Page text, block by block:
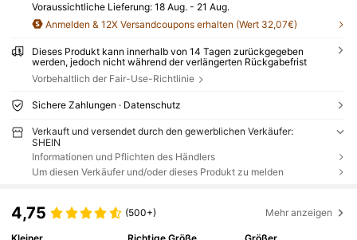
Voraussichtliche Lieferung: 18 Aug. - 21 Aug.
Anmelden & 12X Versandcoupons erhalten (Wert 32,07€)
Dieses Produkt kann innerhalb von 14 Tagen zurückgegeben
werden, jedoch nicht während der verlängerten Rückgabefrist
Vorbehaltlich der Fair-Use-Richtlinie
Sichere Zahlungen · Datenschutz
Verkauft und versendet durch den gewerblichen Verkäufer:
SHEIN
Informationen und Pflichten des Händlers
Um diesen Verkäufer und/oder dieses Produkt zu melden
4,75 (500+) Mehr anzeigen